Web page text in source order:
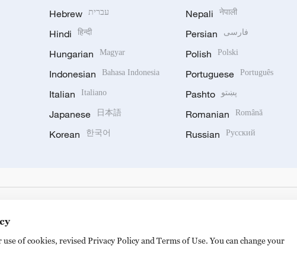
Hebrew עברית
Hindi हिन्दी
Hungarian Magyar
Indonesian Bahasa Indonesia
Italian Italiano
Japanese 日本語
Korean 한국어
Nepali नेपाली
Persian فارسی
Polish Polski
Portuguese Português
Pashto پښتو
Romanian Română
Russian Русский
of cookies, revised Privacy Policy and Terms of Use. You can change your